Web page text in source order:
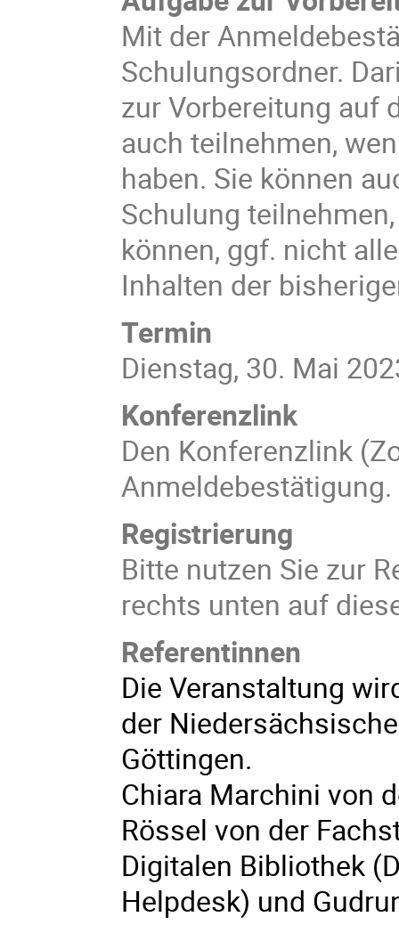
Mit der
Schulungsordner.
zur Vorbereitung auf
auch teilnehmen,
haben. Sie können
Schulung
können, ggf. nicht
Inhalten der
Termin
Dienstag, 30. Mai
Konferenzlink
Den Konferenzlink
Anmeldebestätigung.
Registrierung
Bitte nutzen Sie zur
rechts unten auf
Referentinnen
Die Veranstaltung
der
Göttingen.
Chiara Marchini von
Rössel von der
Digitalen Bibliothek
Helpdesk) und